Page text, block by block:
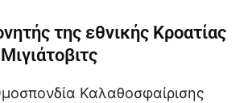
της εθνικής Κροατίας
Καλαθοσφαίρισης